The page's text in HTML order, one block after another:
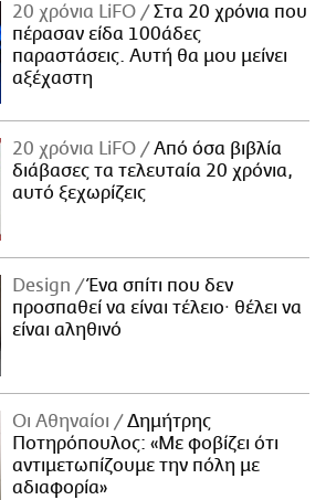
20 χρόνια LiFO
Στα 20 χρόνια που
πέρασαν είδα 100άδες
παραστάσεις. Αυτή θα μου μείνει
αξέχαστη
20 χρόνια LiFO
Από όσα βιβλία
διάβασες τα τελευταία 20 χρόνια,
αυτό ξεχωρίζεις
Design
Ένα σπίτι που δεν
προσπαθεί να είναι τέλειο· θέλει να
είναι αληθινό
Οι Αθηναίοι
Δημήτρης
Ποτηρόπουλος: «Με φοβίζει ότι
αντιμετωπίζουμε την πόλη με
αδιαφορία»